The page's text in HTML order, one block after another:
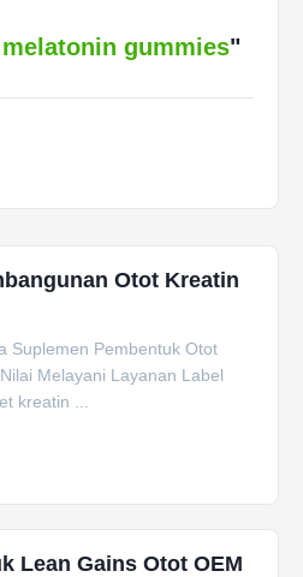
gummies"
Otot Kreatin
Suplemen Pembentuk Otot
Melayani Layanan Label
kreatin ...
Lean Gains Otot OEM